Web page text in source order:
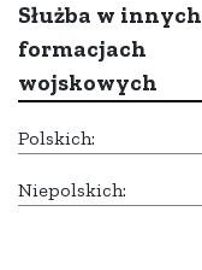
Służba w innych
formacjach
wojskowych
Polskich:
Niepolskich: